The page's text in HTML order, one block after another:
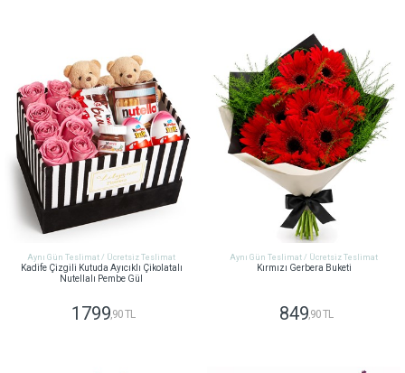
Aynı Gün Teslimat / Ücretsiz Teslimat
Kadife Çizgili Kutuda Ayıcıklı Çikolatalı
Nutellalı Pembe Gül
1799,90 TL
Aynı Gün Teslimat / Ücretsiz Teslimat
Kırmızı Gerbera Buketi
849,90 TL